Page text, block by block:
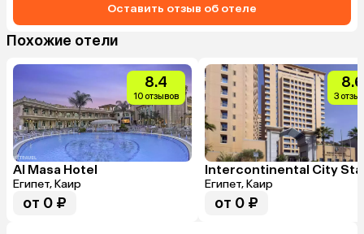
Оставить отзыв об отеле
Похожие отели
8.4
10 отзывов
Al Masa Hotel
Египет, Каир
от 0 ₽
8.6
3
Египет, Каир
от 0 ₽